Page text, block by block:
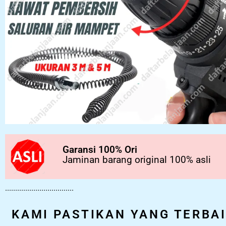
Garansi 100% Ori
Jaminan barang original 100% asli
..................................
KAMI PASTIKAN YANG